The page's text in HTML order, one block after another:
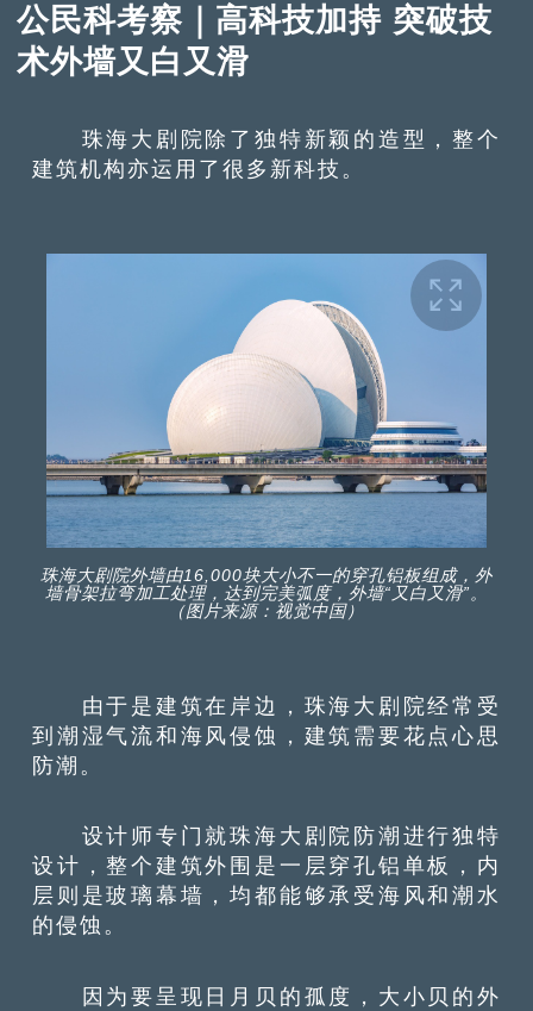
公民科考察｜高科技加持 突破技
术外墙又白又滑
珠海大剧院除了独特新颖的造型，整个
建筑机构亦运用了很多新科技。
珠海大剧院外墙由16,000块大小不一的穿孔铝板组成，外
墙骨架拉弯加工处理，达到完美弧度，外墙“又白又滑”。
（图片来源：视觉中国）
由于是建筑在岸边，珠海大剧院经常受
到潮湿气流和海风侵蚀，建筑需要花点心思
防潮。
设计师专门就珠海大剧院防潮进行独特
设计，整个建筑外围是一层穿孔铝单板，内
层则是玻璃幕墙，均都能够承受海风和潮水
的侵蚀。
因为要呈现日月贝的孤度，大小贝的外